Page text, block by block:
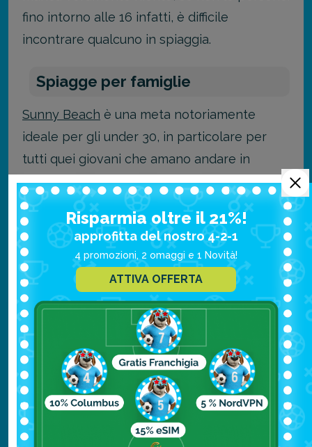
fino intorno alle 16 infatti, è difficile
incontrare qualcuno in spiaggia.
Spiagge per famiglie
Sunny Beach è una meta notoriamente
ideale per gli under 30, in particolare per
tutti quei giovani che amano andare in
discoteca o partecipare a feste in spiaggia
tutta la notte. Detto questo può sembrare
strano parlare di famiglie, ma adesso vi
spieghiamo il perché.
Per prima cosa,sunny beachè una meta
abbastanza economica, inoltre i giovani,
uscendo tutta la notte, di giorno
praticamente disertano la spiaggia,
rendendola perfetta per le famiglie anche
con bambini.
Non per niente Sunny Beach
Risparmia oltre il 21%!
approfitta del nostro 4-2-1
4 promozioni, 2 omaggi e 1 Novità!
ATTIVA OFFERTA